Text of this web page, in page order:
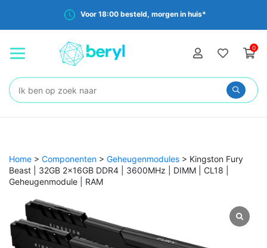
Voor 18:00 besteld, morgen in huis*
0
Zoeken:
Home > Componenten > Geheugenmodules > Kingston Fury
Beast | 32GB 2x16GB DDR4 | 3600MHz | DIMM | CL18 |
Geheugenmodule | RAM